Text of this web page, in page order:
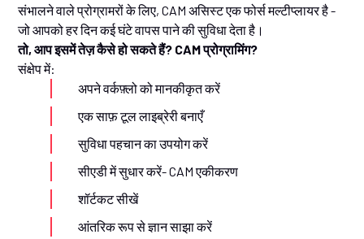
संभालने वाले प्रोग्रामरों के लिए, CAM असिस्ट एक फोर्स मल्टीप्लायर है -
जो आपको हर दिन कई घंटे वापस पाने की सुविधा देता है।
तो, आप इसमें तेज़ कैसे हो सकते हैं? CAM प्रोग्रामिंग?
संक्षेप में:
अपने वर्कफ़्लो को मानकीकृत करें
एक साफ़ टूल लाइब्रेरी बनाएँ
सुविधा पहचान का उपयोग करें
सीएडी में सुधार करें- CAM एकीकरण
शॉर्टकट सीखें
आंतरिक रूप से ज्ञान साझा करें